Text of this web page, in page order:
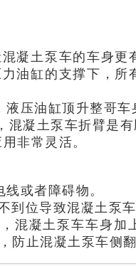
凝土泵车的车身更
油缸的支撑下，所
压油缸顶升整哥车
凝土泵车折臂是有
非常灵活。
或者障碍物。
位导致混凝土泵车
混凝土泵车车身加
防止混凝土泵车侧翻